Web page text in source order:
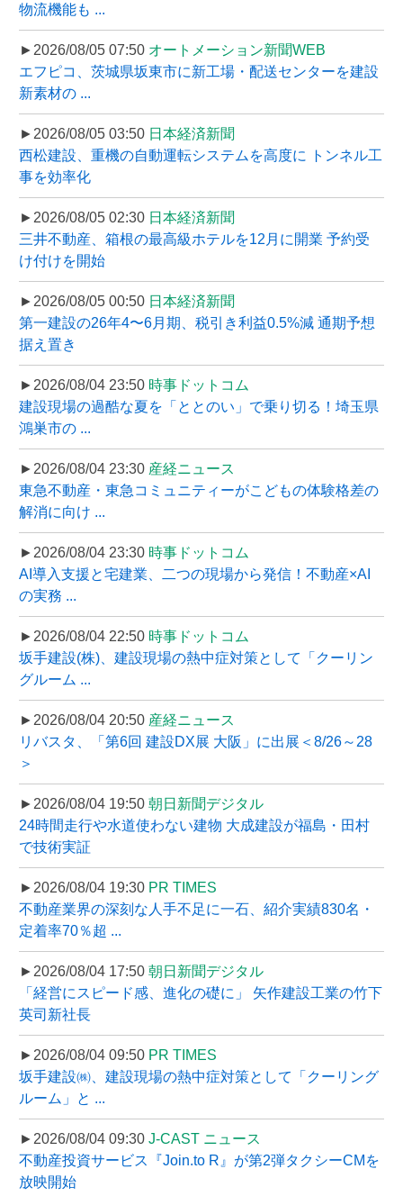
物流機能も ...
►2026/08/05 07:50 オートメーション新聞WEB
エフピコ、茨城県坂東市に新工場・配送センターを建設
新素材の ...
►2026/08/05 03:50 日本経済新聞
西松建設、重機の自動運転システムを高度に トンネル工
事を効率化
►2026/08/05 02:30 日本経済新聞
三井不動産、箱根の最高級ホテルを12月に開業 予約受
け付けを開始
►2026/08/05 00:50 日本経済新聞
第一建設の26年4〜6月期、税引き利益0.5%減 通期予想
据え置き
►2026/08/04 23:50 時事ドットコム
建設現場の過酷な夏を「ととのい」で乗り切る！埼玉県
鴻巣市の ...
►2026/08/04 23:30 産経ニュース
東急不動産・東急コミュニティーがこどもの体験格差の
解消に向け ...
►2026/08/04 23:30 時事ドットコム
AI導入支援と宅建業、二つの現場から発信！不動産×AI
の実務 ...
►2026/08/04 22:50 時事ドットコム
坂手建設(株)、建設現場の熱中症対策として「クーリン
グルーム ...
►2026/08/04 20:50 産経ニュース
リバスタ、「第6回 建設DX展 大阪」に出展＜8/26～28
＞
►2026/08/04 19:50 朝日新聞デジタル
24時間走行や水道使わない建物 大成建設が福島・田村
で技術実証
►2026/08/04 19:30 PR TIMES
不動産業界の深刻な人手不足に一石、紹介実績830名・
定着率70％超 ...
►2026/08/04 17:50 朝日新聞デジタル
「経営にスピード感、進化の礎に」 矢作建設工業の竹下
英司新社長
►2026/08/04 09:50 PR TIMES
坂手建設㈱、建設現場の熱中症対策として「クーリング
ルーム」と ...
►2026/08/04 09:30 J-CAST ニュース
不動産投資サービス『Join.to R』が第2弾タクシーCMを
放映開始